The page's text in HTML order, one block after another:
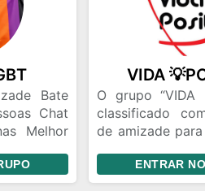
Bate
Chat
Melhor
VIDA
O grupo “VIDA
classificado
de amizade
Importância
ENTRAR